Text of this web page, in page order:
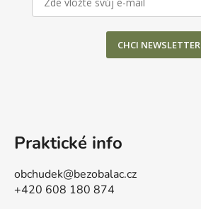
CHCI NEWSLETTER
Praktické info
obchudek@bezobalac.cz
+420 608 180 874